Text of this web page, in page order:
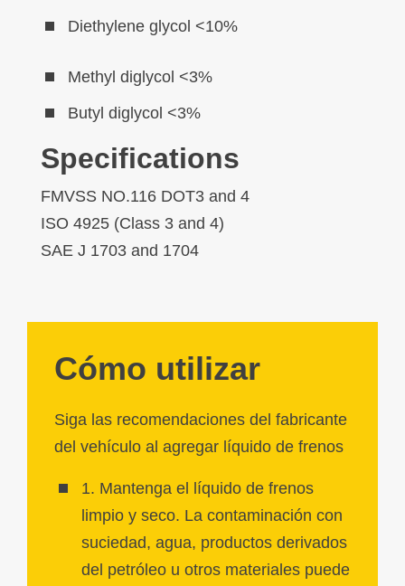
Diethylene glycol <10%
Methyl diglycol <3%
Butyl diglycol <3%
Specifications
FMVSS NO.116 DOT3 and 4
ISO 4925 (Class 3 and 4)
SAE J 1703 and 1704
Cómo utilizar
Siga las recomendaciones del fabricante
del vehículo al agregar líquido de frenos
1. Mantenga el líquido de frenos
limpio y seco. La contaminación con
suciedad, agua, productos derivados
del petróleo u otros materiales puede